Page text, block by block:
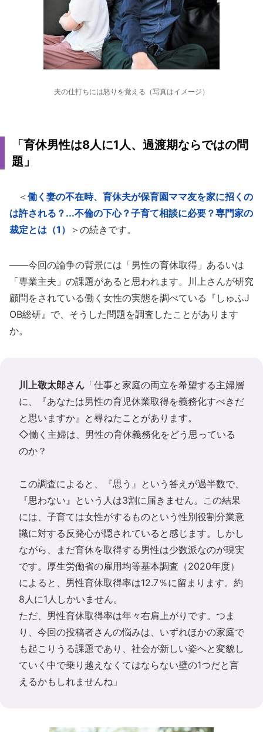
夫の仕打ちには怒りを覚える（写真はイメージ）
「育休男性は8人に1人、過渡期ならではの問
題」
＜ 働く妻の不在時、育休夫が保育園ママ友を家に招くの
は許される？...不倫の下心？子育て相談に必要？専門家の
裁定とは（1）
＞の続きです。
――今回の論争の背景には「男性の育休取得」あるいは
「専業主夫」の課題があると思われます。川上さんが研究
顧問をされている働く女性の実態を調べている『しゅふJ
OB総研』で、そうした問題を調査したことがあります
か。
川上敬太郎さん 「仕事と家庭の両立を希望する主婦層
に、『あなたは男性の育児休業取得を義務化すべきだ
と思いますか』と尋ねたことがあります。
◇働く主婦は、男性の育休義務化をどう思っている
のか？
この調査によると、『思う』という答えが過半数で、
『思わない』という人は3割に届きません。この結果
には、子育ては女性がするものという性別役割分業意
識に対する反発心が隠されていると感じます。しかし
ながら、まだ育休を取得する男性は少数派なのが現実
です。厚生労働省の雇用均等基本調査（2020年度）
によると、男性育休取得率は12.7％に留まります。約
8人に1人しかいません。
ただ、男性育休取得率は年々右肩上がりです。つま
り、今回の投稿者さんの悩みは、いずれほかの家庭で
も起こりうる課題であり、社会が新しい姿へと変貌し
ていく中で乗り越えなくてはならない壁の1つだと言
えるかもしれませんね」